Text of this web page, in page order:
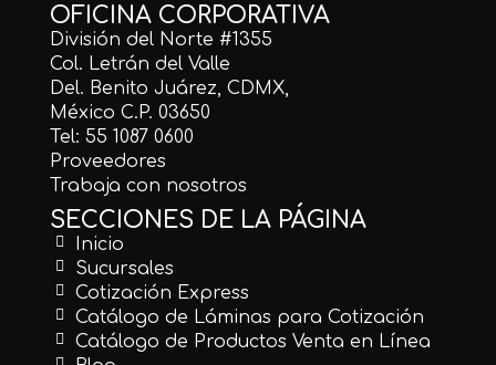
OFICINA CORPORATIVA
División del Norte #1355
Col. Letrán del Valle
Del. Benito Juárez, CDMX,
México C.P. 03650
Tel: 55 1087 0600
Proveedores
Trabaja con nosotros
SECCIONES DE LA PÁGINA
Inicio
Sucursales
Cotización Express
Catálogo de Láminas para Cotización
Catálogo de Productos Venta en Línea